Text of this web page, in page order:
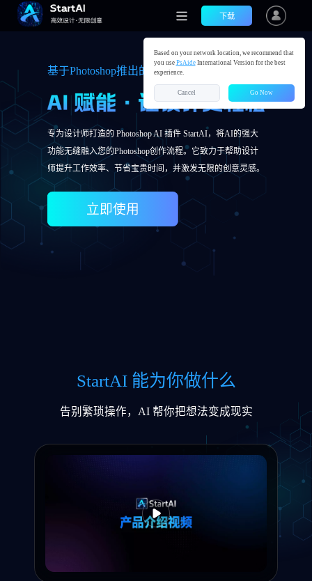
下载
基于Photoshop推出的AI图像处理插件
专为设计师打造的 Photoshop AI 插件 StartAI，将AI的强大
功能无缝融入您的Photoshop创作流程。它致力于帮助设计
师提升工作效率、节省宝贵时间，并激发无限的创意灵感。
立即使用
StartAI 能为你做什么
告别繁琐操作，AI 帮你把想法变成现实
Based on your network location, we recommend that
you use PsAideInternational Version for the best
experience.
Cancel Go Now